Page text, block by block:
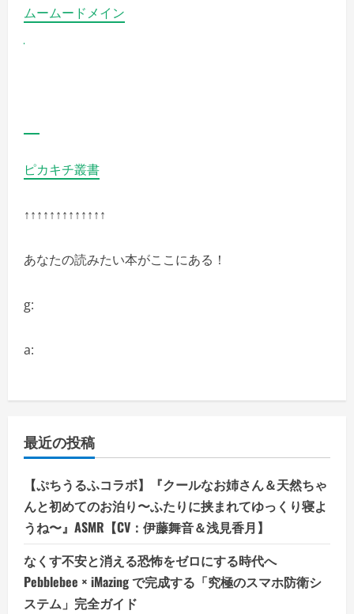
ムームードメイン
ピカキチ叢書
↑↑↑↑↑↑↑↑↑↑↑↑↑
あなたの読みたい本がここにある！
g:
a:
最近の投稿
【ぷちうるふコラボ】『クールなお姉さん＆天然ちゃ
んと初めてのお泊り〜ふたりに挟まれてゆっくり寝よ
うね〜』ASMR【CV：伊藤舞音＆浅見香月】
なくす不安と消える恐怖をゼロにする時代へ
Pebblebee × iMazing で完成する「究極のスマホ防衛シ
ステム」完全ガイド